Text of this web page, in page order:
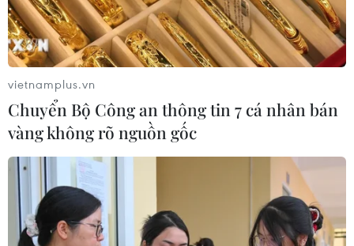
Phương pháp mới giúp phát hiện
sớm bệnh Alzheimer
30/07/2026 14:27
Virus H5N1 lây lan trong quần thể
chim bản địa tại Australia
29/07/2026 11:42
UNAIDS cảnh báo nguy cơ đại dịch
vietnamplus.vn
Chuyển Bộ Công an thông tin 7 cá nhân bán
vàng không rõ nguồn gốc